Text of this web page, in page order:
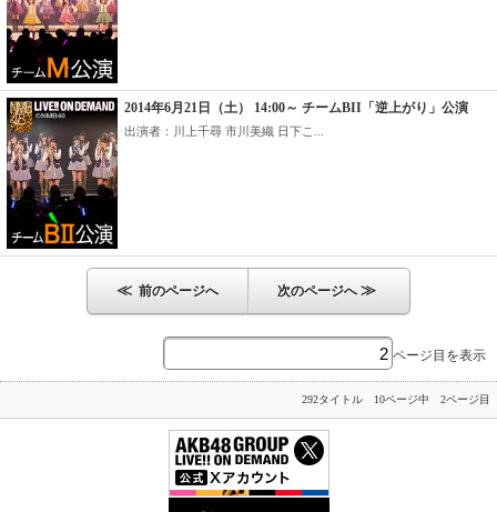
2014年6月21日（土） 14:00～ チームBII「逆上がり」公演
出演者：川上千尋 市川美織 日下こ...
≪ 前のページへ 次のページへ≫
ページ目を表示
292タイトル 10ページ中 2ページ目